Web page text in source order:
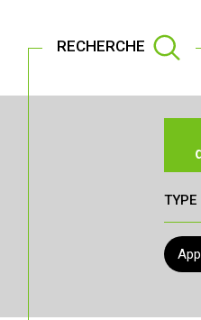
RECHERCHE
TYPE